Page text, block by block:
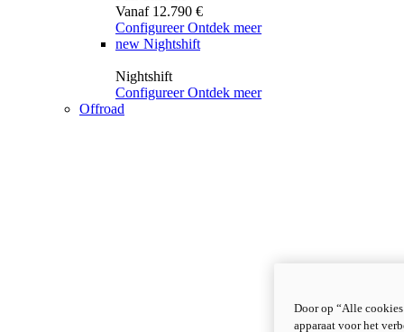
Vanaf 12.790 €
Configureer Ontdek meer
new Nightshift
Nightshift
Configureer Ontdek meer
Offroad
Door op “Alle
apparaat voor het